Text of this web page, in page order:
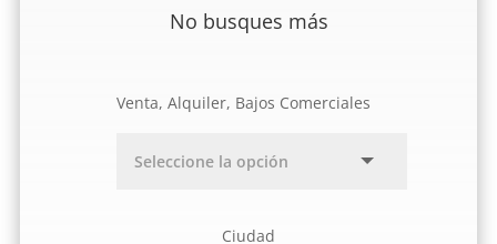
No busques más
Venta, Alquiler, Bajos Comerciales
Ciudad